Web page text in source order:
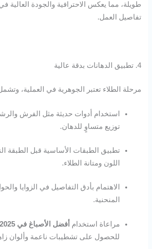
طويلة، مما يعكس الاحترافية والجودة العالية
تفاصيل العمل.
4. تطبيق الدهانات بدقة عالية
مرحلة الطلاء تعتبر الجوهرية في العملية،
استخدام أدوات حديثة مثل الفرش
توزيع متساوٍ للدهان.
تطبيق الطبقات الأساسية قبل الطبقة
اللون ومتانة الطلاء.
الاهتمام بأدق التفاصيل في الزوايا
المنحنية.
مراعاة استخدام أفضل الأصباغ في 2025
للحصول على تشطيبات ناعمة وألوان